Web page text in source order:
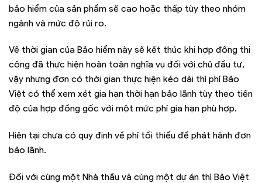
bảo hiểm của sản phẩm sẽ cao hoặc thấp tùy theo nhóm
ngành và mức độ rủi ro.
Về thời gian của Bảo hiểm này sẽ kết thúc khi hợp đồng thi
công đã thực hiện hoàn toàn nghĩa vụ đối với chủ đầu tư,
vậy nhưng đơn có thời gian thực hiện kéo dài thì phí Bảo
Việt có thể xem xét gia hạn thời hạn bảo lãnh tùy theo tiến
độ của hợp đồng gốc với một mức phí gia hạn phù hợp.
Hiện tại chưa có quy định về phí tối thiểu để phát hành đơn
bảo lãnh.
Đối với cùng một Nhà thầu và cùng một dự án thì Bảo Việt